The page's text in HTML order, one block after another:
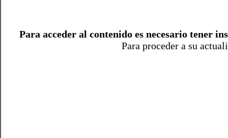
Para acceder al contenido es necesario tener
Para proceder a su